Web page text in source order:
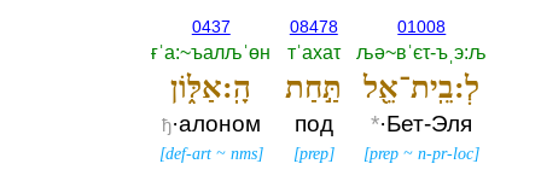
01008
љә~вˈєτ-ъˌэ:љ
לְ:בֵֽית־אֵ֖ל
*·Бет-Эля
[prep ~n-pr-loc]
08478
тˈахаτ
תַּ֣חַת
под
[prep]
0437
ғˈа:~ъалљˈөн
הָֽ:אַלּ֑וֹן
ђ·алоном
[def-art~ nms]